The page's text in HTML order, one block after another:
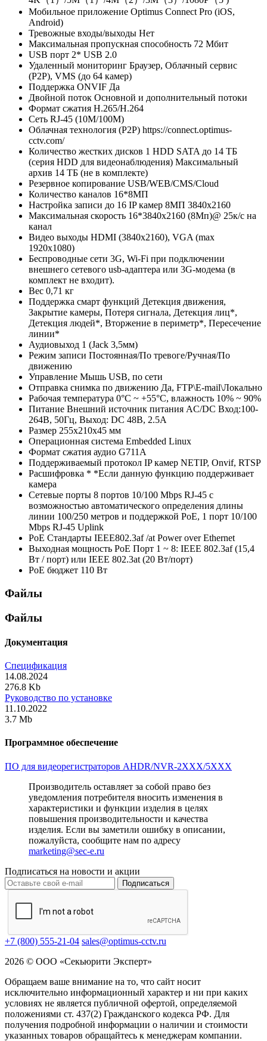
Мобильное приложение Optimus Connect Pro (iOS,
Android)
Тревожные входы/выходы Нет
Максимальная пропускная способность 72 Мбит
USB порт 2* USB 2.0
Удаленный мониторинг Браузер, Облачный сервис
(P2P), VMS (до 64 камер)
Поддержка ONVIF Да
Двойной поток Основной и дополнительный потоки
Формат сжатия H.265/H.264
Сеть RJ-45 (10M/100M)
Облачная технология (P2P) https://connect.optimus-
cctv.com/
Количество жестких дисков 1 HDD SATA до 14 ТБ
(серия HDD для видеонаблюдения) Максимальный
архив 14 ТБ (не в комплекте)
Резервное копирование USB/WEB/CMS/Cloud
Количество каналов 16*8МП
Настройка записи до 16 IP камер 8МП 3840х2160
Максимальная скорость 16*3840х2160 (8Мп)@ 25к/с на
канал
Видео выходы HDMI (3840х2160), VGA (max
1920х1080)
Беспроводные сети 3G, Wi-Fi при подключении
внешнего сетевого usb-адаптера или 3G-модема (в
комплект не входит).
Вес 0,71 кг
Поддержка смарт функций Детекция движения,
Закрытие камеры, Потеря сигнала, Детекция лиц*,
Детекция людей*, Вторжение в периметр*, Пересечение
линии*
Аудиовыход 1 (Jack 3,5мм)
Режим записи Постоянная/По тревоге/Ручная/По
движению
Управление Мышь USB, по сети
Отправка снимка по движению Да, FTP\E-mail\Локально
Рабочая температура 0°С ~ +55°С, влажность 10% ~ 90%
Питание Внешний источник питания AC/DC Вход:100-
264В, 50Гц, Выход: DC 48В, 2.5A
Размер 255х210х45 мм
Операционная система Embedded Linux
Формат сжатия аудио G711A
Поддерживаемый протокол IP камер NETIP, Onvif, RTSP
Расшифровка * *Если данную функцию поддерживает
камера
Сетевые порты 8 портов 10/100 Mbps RJ-45 с
возможностью автоматического определения длины
линии 100/250 метров и поддержкой PoE, 1 порт 10/100
Mbps RJ-45 Uplink
PoE Стандарты IEEE802.3af /at Power over Ethernet
Выходная мощность PoE Порт 1 ~ 8: IEEE 802.3af (15,4
Вт / порт) или IEEE 802.3at (20 Вт/порт)
PoE бюджет 110 Вт
Файлы
Файлы
Документация
Спецификация
14.08.2024
276.8 Kb
Руководство по установке
11.10.2022
3.7 Mb
Программное обеспечение
ПО для видеорегистраторов AHDR/NVR-2XXX/5XXX
Производитель оставляет за собой право без
уведомления потребителя вносить изменения в
характеристики и функции изделия в целях
повышения производительности и качества
изделия. Если вы заметили ошибку в описании,
пожалуйста, сообщите нам по адресу
marketing@sec-e.ru
Подписаться на новости и акции
Подписаться
+7 (800) 555-21-04 sales@optimus-cctv.ru
2026 © ООО «Секьюрити Эксперт»
Обращаем ваше внимание на то, что сайт носит
исключительно информационный характер и ни при каких
условиях не является публичной офертой, определяемой
положениями ст. 437(2) Гражданского кодекса РФ. Для
получения подробной информации о наличии и стоимости
указанных товаров обращайтесь к менеджерам компании.